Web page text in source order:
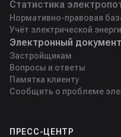
Статистика
Нормативно-правовая
Учёт электрической
Электронный
Застройщикам
Вопросы и ответы
Памятка клиенту
Сообщить о проблеме
ПРЕСС-ЦЕНТР